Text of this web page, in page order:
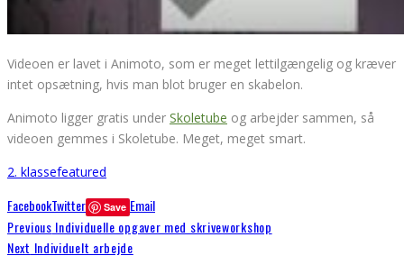
Videoen er lavet i Animoto, som er meget lettilgængelig og kræver
intet opsætning, hvis man blot bruger en skabelon.
Animoto ligger gratis under Skoletube og arbejder sammen, så
videoen gemmes i Skoletube. Meget, meget smart.
2. klassefeatured
FacebookTwitter Save Email
Previous Individuelle opgaver med skriveworkshop
Next Individuelt arbejde